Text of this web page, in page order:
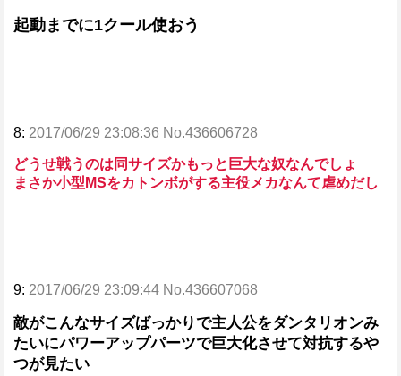
起動までに1クール使おう
8: 2017/06/29 23:08:36 No.436606728
どうせ戦うのは同サイズかもっと巨大な奴なんでしょ
まさか小型MSをカトンボがする主役メカなんて虐めだし
9: 2017/06/29 23:09:44 No.436607068
敵がこんなサイズばっかりで主人公をダンタリオンみ
たいにパワーアップパーツで巨大化させて対抗するや
つが見たい